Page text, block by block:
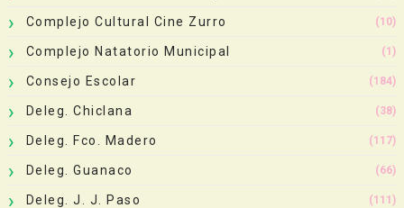
Complejo Cultural Cine Zurro (10)
Complejo Natatorio Municipal (1)
Consejo Escolar (184)
Deleg. Chiclana (38)
Deleg. Fco. Madero (117)
Deleg. Guanaco (66)
Deleg. J. J. Paso (111)